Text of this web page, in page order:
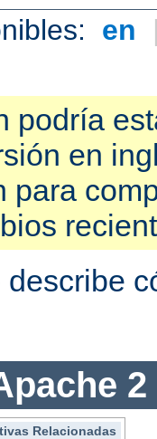
en
podría
en
para
2
Relacionadas